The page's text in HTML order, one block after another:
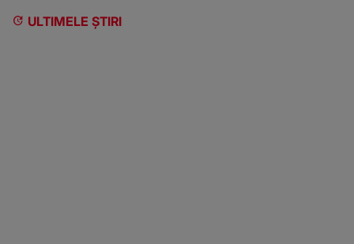
ULTIMELE ȘTIRI